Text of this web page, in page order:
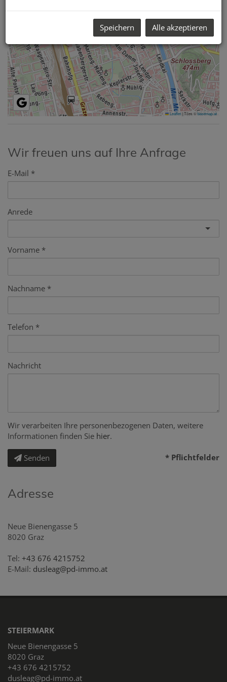
Leaflet|Tiles ©basemap.at
Wir freuen uns auf Ihre Anfrage
E-Mail
Anrede
Vorname
Nachname
Telefon
Nachricht
Wir verarbeiten Ihre personenbezogenen Daten, weitere
Informationen finden Sie hier.
Senden * Pflichtfelder
Adresse
Neue Bienengasse 5
8020 Graz
Tel: +43 676 4215752
E-Mail: dusleag@pd-immo.at
STEIERMARK
Neue Bienengasse 5
8020 Graz
+43 676 4215752
dusleag@pd-immo.at
Speichern Alle akzeptieren